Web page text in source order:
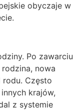
obyczaje w
Po zawarciu
nowa
rodu. Często
krajów,
z systemie